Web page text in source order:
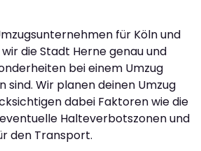
für Köln und
die Stadt Herne genau und
bei einem Umzug
sind. Wir planen deinen Umzug
dabei Faktoren wie die
Halteverbotszonen und
den Transport.